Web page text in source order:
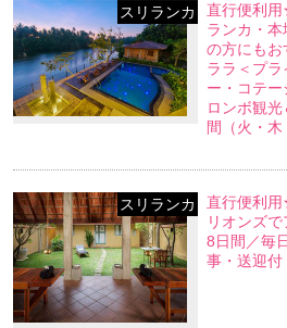
スリランカ
直行便利
ランカ・
の方にもお
ララ＜プラ
ー・コテ
ロンボ観
間（火・木
スリランカ
直行便利
リオンズ
8日間／毎
事・送迎付